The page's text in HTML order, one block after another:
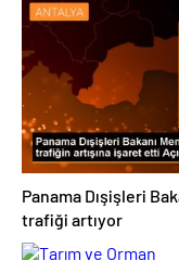
“Teknolojiyi kim
kuralları o koyacak”
Panama Dışişleri
trafiği artıyor